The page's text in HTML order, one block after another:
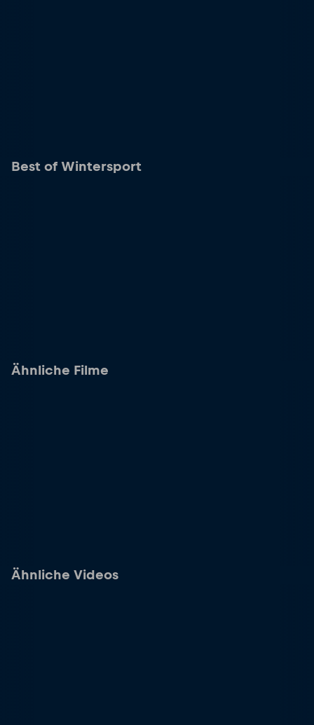
Best of Wintersport
Ähnliche Filme
Ähnliche Videos